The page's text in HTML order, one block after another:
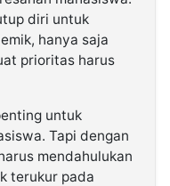
diri untuk
hanya saja
prioritas harus
untuk
Tapi dengan
mendahulukan
terukur pada